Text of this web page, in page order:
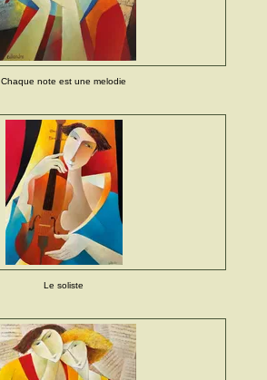
Chaque note est une melodie
Le soliste